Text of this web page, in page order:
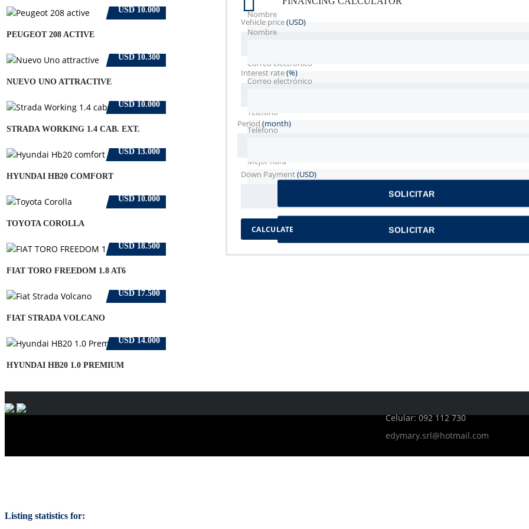
USD 10.000
PEUGEOT 208 ACTIVE
USD 10.300
NUEVO UNO ATTRACTIVE
USD 10.000
STRADA WORKING 1.4 CAB. EXT.
USD 13.000
HYUNDAI HB20 COMFORT
USD 10.000
TOYOTA COROLLA
USD 18.500
FIAT TORO FREEDOM 1.8 AT6
USD 17.500
FIAT STRADA VOLCANO
USD 14.000
HYUNDAI HB20 1.0 PREMIUM
Celular: 092 112 730
edymary.srl@hotmail.com
Nombre
Correo electrónico
Teléfono
SOLICITAR
Nombre
Correo electrónico
Teléfono
Mejor hora
SOLICITAR
Vehicle price(USD)
Interest rate(%)
Period (month)
Down Payment(USD)
CALCULATE
Listing statistics for:
Nombre
Correo electrónico
Teléfono
SOLICITAR